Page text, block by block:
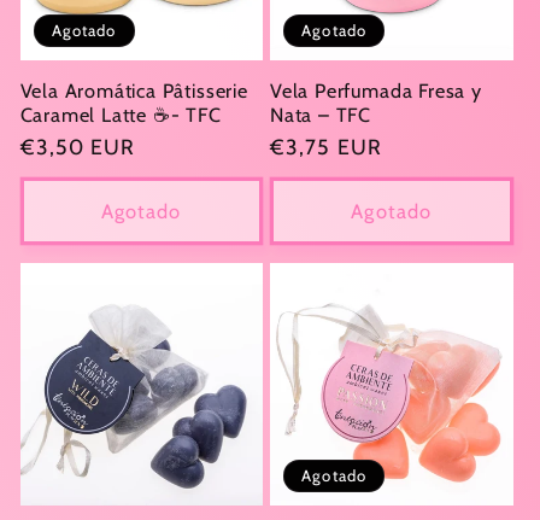
Agotado
Vela Aromática Pâtisserie
Caramel Latte ☕- TFC
Precio
habitual
€3,50 EUR
Agotado
Agotado
Vela Perfumada Fresa y
Nata – TFC
Precio
habitual
€3,75 EUR
Agotado
Agotado